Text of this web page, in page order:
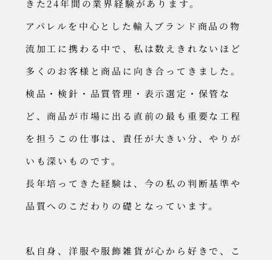
きた24年間の業界経験があります。
アパレルを中心とした輸入ブランド商品の物
流加工に携わる中で、私は数えきれないほど
多くのお客様と商品に向き合ってきました。
検品・検針・品質管理・表示選定・保管な
ど、商品が市場に出る直前の最も重要な工程
を担うこの仕事は、責任が大きい分、やりが
いも深いものです。
長年培ってきた経験は、今の私の判断基準や
品質へのこだわりの礎となっています。
私自身、洋服や服飾雑貨が心から好きで、こ